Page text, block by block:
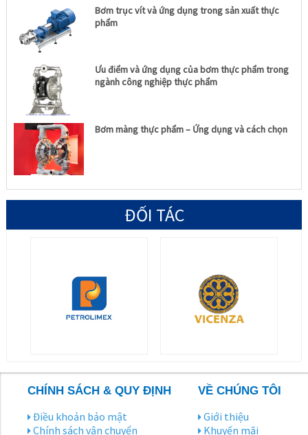
Bơm trục vít và ứng dụng trong sản xuất thực
phẩm
Ưu điểm và ứng dụng của bơm thực phẩm trong
ngành công nghiệp thực phẩm
Bơm màng thực phẩm – Ứng dụng và cách chọn
ĐỐI TÁC
CHÍNH SÁCH & QUY ĐỊNH
Điều khoản bảo mật
Chính sách vận chuyển
VỀ CHÚNG TÔI
Giới thiệu
Khuyến mãi